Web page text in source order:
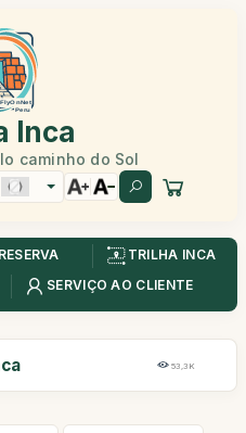
Inca
caminho do Sol
RESERVA
TRILHA INCA
SERVIÇO AO CLIENTE
53,3K